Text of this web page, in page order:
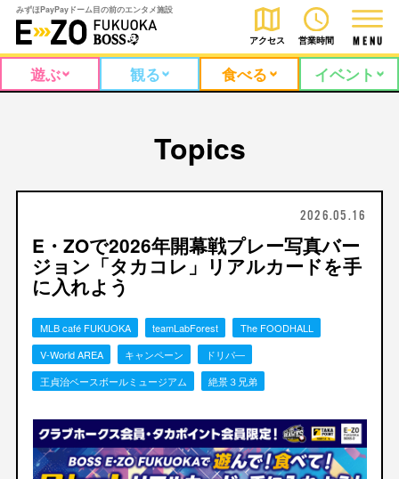
みずほPayPayドーム目の前のエンタメ施設
アクセス 営業時間 M E N U
遊ぶ 観る 食べる イベント
Topics
2026.05.16
E・ZOで2026年開幕戦プレー写真バー
ジョン「タカコレ」リアルカードを手
に入れよう
MLB café FUKUOKA teamLabForest
The FOODHALL
V-World AREA
キャンペーン
ドリパ―
王貞治ベースボールミュージアム
絶景３兄弟